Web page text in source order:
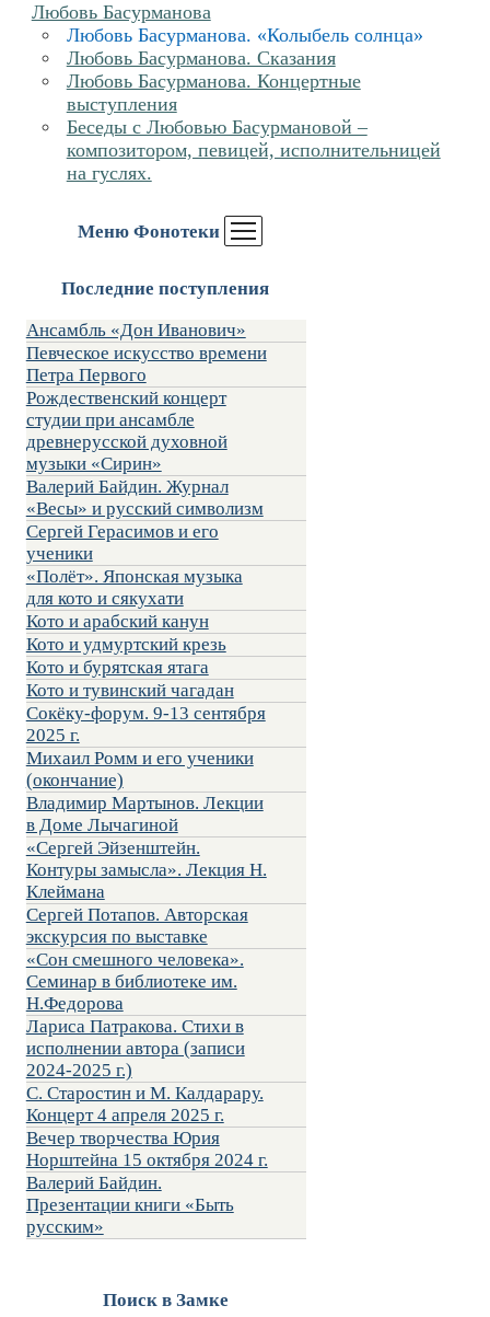
Любовь Басурманова
Любовь Басурманова. «Колыбель солнца»
Любовь Басурманова. Сказания
Любовь Басурманова. Концертные
выступления
Беседы с Любовью Басурмановой –
композитором, певицей, исполнительницей
на гуслях.
Меню Фонотеки
Последние поступления
Ансамбль «Дон Иванович»
Певческое искусство времени
Петра Первого
Рождественский концерт
студии при ансамбле
древнерусской духовной
музыки «Сирин»
Валерий Байдин. Журнал
«Весы» и русский символизм
Сергей Герасимов и его
ученики
«Полёт». Японская музыка
для кото и сякухати
Кото и арабский канун
Кото и удмуртский крезь
Кото и бурятская ятага
Кото и тувинский чагадан
Сокёку-форум. 9-13 сентября
2025 г.
Михаил Ромм и его ученики
(окончание)
Владимир Мартынов. Лекции
в Доме Лычагиной
«Сергей Эйзенштейн.
Контуры замысла». Лекция Н.
Клеймана
Сергей Потапов. Авторская
экскурсия по выставке
«Сон смешного человека».
Семинар в библиотеке им.
Н.Федорова
Лариса Патракова. Стихи в
исполнении автора (записи
2024-2025 г.)
С. Старостин и М. Калдарару.
Концерт 4 апреля 2025 г.
Вечер творчества Юрия
Норштейна 15 октября 2024 г.
Валерий Байдин.
Презентации книги «Быть
русским»
Поиск в Замке